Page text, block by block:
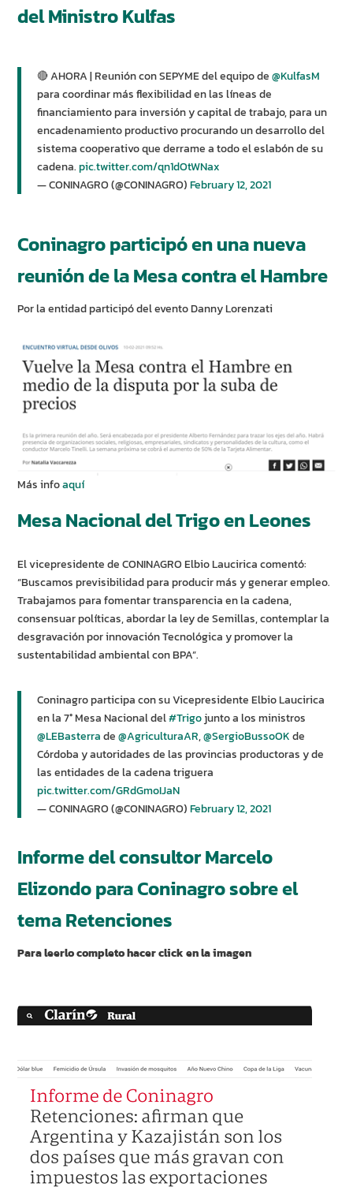
del Ministro Kulfas
🔴 AHORA | Reunión con SEPYME del equipo de@KulfasM
para coordinar más flexibilidad en las líneas de
financiamiento para inversión y capital de trabajo, para un
encadenamiento productivo procurando un desarrollo del
sistema cooperativo que derrame a todo el eslabón de su
cadena.pic.twitter.com/qn1dOtWNax
— CONINAGRO (@CONINAGRO)February 12, 2021
Coninagro participó en una nueva
reunión de la Mesa contra el Hambre
Por la entidad participó del evento Danny Lorenzati
Más infoaquí
Mesa Nacional del Trigo en Leones
El vicepresidente de CONINAGRO Elbio Laucirica comentó:
“Buscamos previsibilidad para producir más y generar empleo.
Trabajamos para fomentar transparencia en la cadena,
consensuar políticas, abordar la ley de Semillas, contemplar la
desgravación por innovación Tecnológica y promover la
sustentabilidad ambiental con BPA”.
Coninagro participa con su Vicepresidente Elbio Laucirica
en la 7° Mesa Nacional del#Trigojunto a los ministros
@LEBasterrade@AgriculturaAR,@SergioBussoOKde
Córdoba y autoridades de las provincias productoras y de
las entidades de la cadena triguera
pic.twitter.com/GRdGmoIJaN
— CONINAGRO (@CONINAGRO)February 12, 2021
Informe del consultor Marcelo
Elizondo para Coninagro sobre el
tema Retenciones
Para leerlo completo hacer click en la imagen